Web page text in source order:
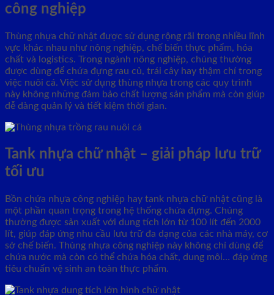
công nghiệp
Thùng nhựa chữ nhật được sử dụng rộng rãi trong nhiều lĩnh
vực khác nhau như nông nghiệp, chế biến thực phẩm, hóa
chất và logistics. Trong ngành nông nghiệp, chúng thường
được dùng để chứa đựng rau củ, trái cây hay thậm chí trong
việc nuôi cá. Việc sử dụng thùng nhựa trong các quy trình
này không những đảm bảo chất lượng sản phẩm mà còn giúp
dễ dàng quản lý và tiết kiệm thời gian.
Tank nhựa chữ nhật – giải pháp lưu trữ
tối ưu
Bồn chứa nhựa công nghiệp hay tank nhựa chữ nhật cũng là
một phần quan trọng trong hệ thống chứa đựng. Chúng
thường được sản xuất với dung tích lớn từ 100 lít đến 2000
lít, giúp đáp ứng nhu cầu lưu trữ đa dạng của các nhà máy, cơ
sở chế biến. Thùng nhựa công nghiệp này không chỉ dùng để
chứa nước mà còn có thể chứa hóa chất, dung môi… đáp ứng
tiêu chuẩn vệ sinh an toàn thực phẩm.